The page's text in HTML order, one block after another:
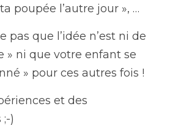
poupée l’autre jour », …
pas que l’idée n’est ni de
» ni que votre enfant se
» pour ces autres fois !
et des
)